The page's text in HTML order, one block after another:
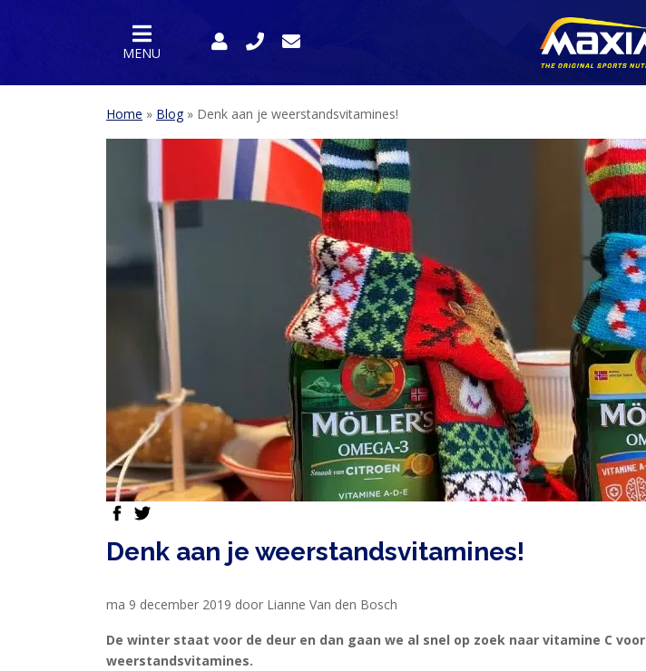
MENU
Home » Blog» Denk aan je weerstandsvitamines!
facebook
Denk aan je weerstandsvitamines!
ma 9 december 2019 door Lianne Van den Bosch
De winter staat voor de deur en dan gaan we al snel op zoek naar vitamine C
weerstandsvitamines.